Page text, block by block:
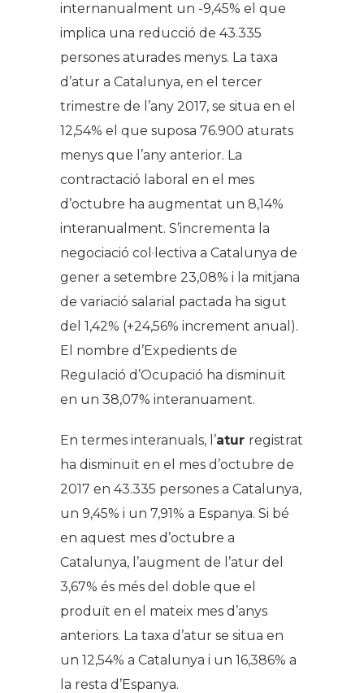
internanualment un -9,45% el que
implica una reducció de 43.335
persones aturades menys. La taxa
d’atur a Catalunya, en el tercer
trimestre de l’any 2017, se situa en el
12,54% el que suposa 76.900 aturats
menys que l’any anterior. La
contractació laboral en el mes
d’octubre ha augmentat un 8,14%
interanualment. S’incrementa la
negociació col·lectiva a Catalunya de
gener a setembre 23,08% i la mitjana
de variació salarial pactada ha sigut
del 1,42% (+24,56% increment anual).
El nombre d’Expedients de
Regulació d’Ocupació ha disminuït
en un 38,07% interanuament.
En termes interanuals, l’atur registrat
ha disminuït en el mes d’octubre de
2017 en 43.335 persones a Catalunya,
un 9,45% i un 7,91% a Espanya. Si bé
en aquest mes d’octubre a
Catalunya, l’augment de l’atur del
3,67% és més del doble que el
produït en el mateix mes d’anys
anteriors. La taxa d’atur se situa en
un 12,54% a Catalunya i un 16,386% a
la resta d’Espanya.